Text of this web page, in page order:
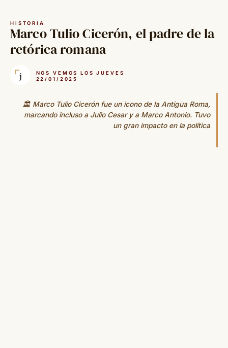
contenido
HISTORIA
Marco Tulio Cicerón, el padre de la
retórica romana
NOS VEMOS LOS JUEVES
22/01/2025
🏛️ Marco Tulio Cicerón fue un icono de la Antigua Roma,
marcando incluso a Julio Cesar y a Marco Antonio. Tuvo
un gran impacto en la política